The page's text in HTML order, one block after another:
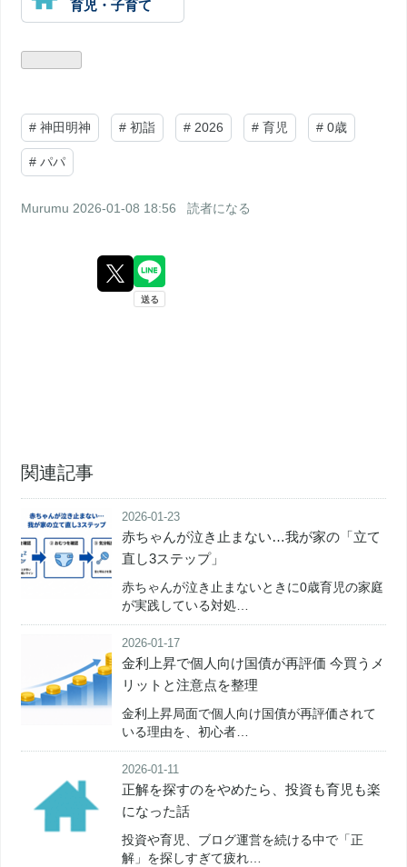
育児・子育て
# 神田明神 # 初詣 # 2026 # 育児 # 0歳
# パパ
Murumu 2026-01-08 18:56 読者になる
関連記事
2026-01-23
赤ちゃんが泣き止まない…我が家の「立て
直し3ステップ」
赤ちゃんが泣き止まないときに0歳育児の家庭
が実践している対処…
2026-01-17
金利上昇で個人向け国債が再評価 今買うメ
リットと注意点を整理
金利上昇局面で個人向け国債が再評価されて
いる理由を、初心者…
2026-01-11
正解を探すのをやめたら、投資も育児も楽
になった話
投資や育児、ブログ運営を続ける中で「正
解」を探しすぎて疲れ…